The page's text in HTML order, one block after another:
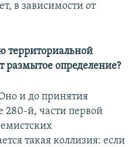
в зависимости от
территориальной
размытое определение?
и до принятия
280-й, части первой
такая коллизия: если